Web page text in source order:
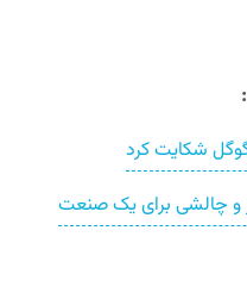
شکایت کرد
و چالشی برای یک صنعت